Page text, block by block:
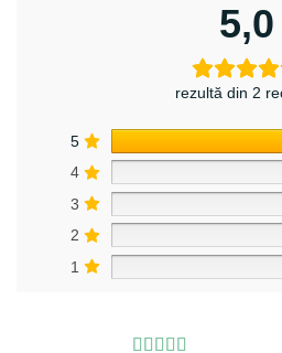
5,0
rezultă din 2
5
4
3
2
1